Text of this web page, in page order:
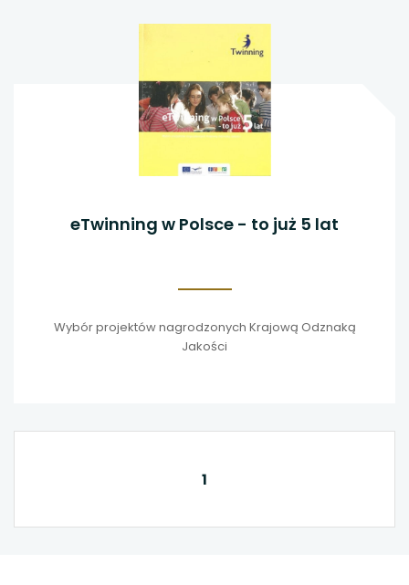
eTwinning w Polsce - to już 5 lat
Wybór projektów nagrodzonych Krajową Odznaką
Jakości
1